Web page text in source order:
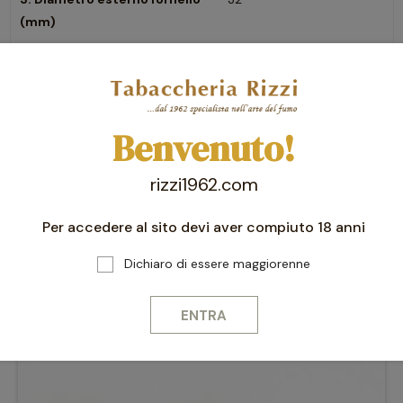
(mm)
5. Lunghezza cannello (mm)
35
6. Altezza fornello interno
42
Potrebbero interessarti anche
Benvenuto!
rizzi1962.com
Per accedere al sito devi aver compiuto 18 anni
Dichiaro di essere maggiorenne
ENTRA